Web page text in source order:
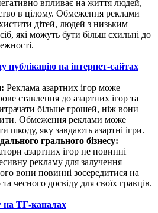
впливає на життя людей,
в цілому. Обмеження реклами
дітей, людей з низьким
які можуть бути більш схильні до
публікацію на інтернет-сайтах
Реклама азартних ігор може
ставлення до азартних ігор та
більше грошей, ніж вони
Обмеження реклами може
шкоду, яку завдають азартні ігри.
грального бізнесу:
азартних ігор не повинні
рекламу для залучення
вони повинні зосередитися на
чесного досвіду для своїх гравців.
на ТГ-каналах